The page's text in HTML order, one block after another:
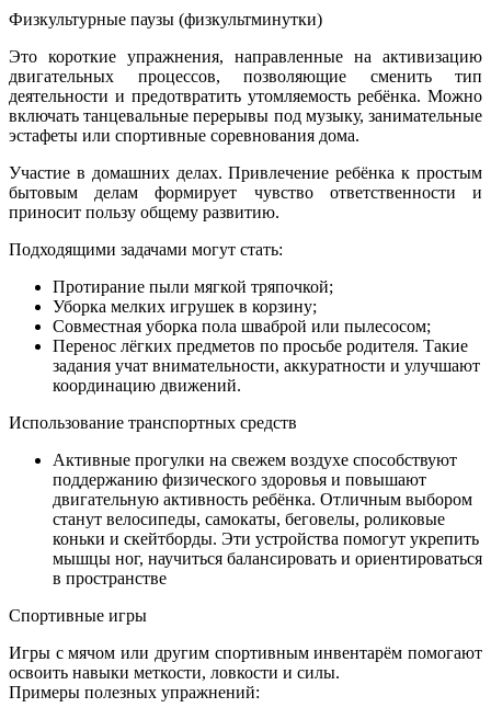
Физкультурные паузы (физкультминутки)
Это короткие упражнения, направленные на активизацию
двигательных процессов, позволяющие сменить тип
деятельности и предотвратить утомляемость ребёнка. Можно
включать танцевальные перерывы под музыку, занимательные
эстафеты или спортивные соревнования дома.
Участие в домашних делах. Привлечение ребёнка к простым
бытовым делам формирует чувство ответственности и
приносит пользу общему развитию.
Подходящими задачами могут стать:
Протирание пыли мягкой тряпочкой;
Уборка мелких игрушек в корзину;
Совместная уборка пола шваброй или пылесосом;
Перенос лёгких предметов по просьбе родителя. Такие
задания учат внимательности, аккуратности и улучшают
координацию движений.
Использование транспортных средств
Активные прогулки на свежем воздухе способствуют
поддержанию физического здоровья и повышают
двигательную активность ребёнка. Отличным выбором
станут велосипеды, самокаты, беговелы, роликовые
коньки и скейтборды. Эти устройства помогут укрепить
мышцы ног, научиться балансировать и ориентироваться
в пространстве
Спортивные игры
Игры с мячом или другим спортивным инвентарём помогают
освоить навыки меткости, ловкости и силы.
Примеры полезных упражнений: